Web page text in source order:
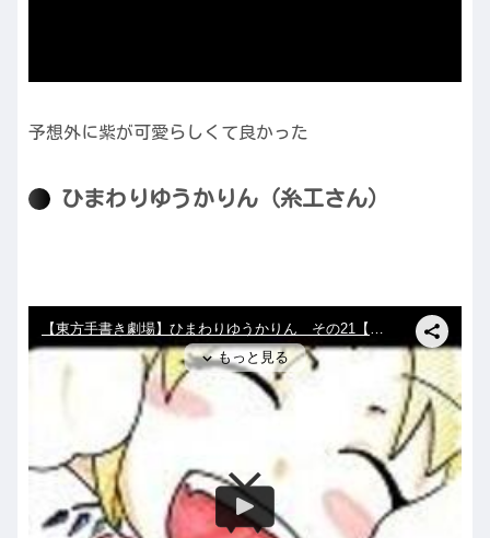
予想外に紫が可愛らしくて良かった
ひまわりゆうかりん（糸工さん）